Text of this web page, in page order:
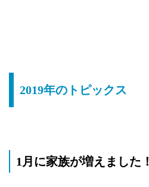
2019年のトピックス
1月に家族が増えました！